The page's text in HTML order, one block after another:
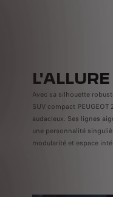
Avec sa silhouette
SUV compact
audacieux. Ses lignes
une personnalité
modularité et espace